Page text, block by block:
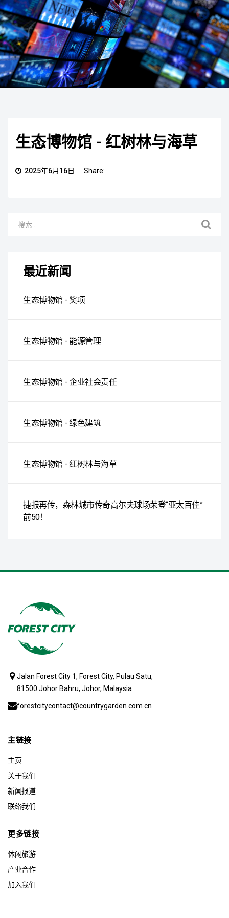
生态博物馆 - 红树林与海草
2025年6月16日 Share:
最近新闻
生态博物馆 - 奖项
生态博物馆 - 能源管理
生态博物馆 - 企业社会责任
生态博物馆 - 绿色建筑
生态博物馆 - 红树林与海草
捷报再传，森林城市传奇高尔夫球场荣登“亚太百佳”
前50！
Jalan Forest City 1, Forest City, Pulau Satu,
81500 Johor Bahru, Johor, Malaysia
forestcitycontact@countrygarden.com.cn
主链接
主页
关于我们
新闻报道
联络我们
更多链接
休闲旅游
产业合作
加入我们